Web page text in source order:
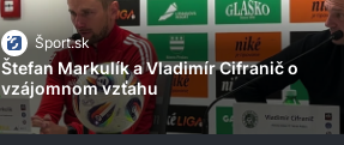
Šport.sk
Štefan Markulík a Vladimír Cifranič o
vzájomnom vzťahu